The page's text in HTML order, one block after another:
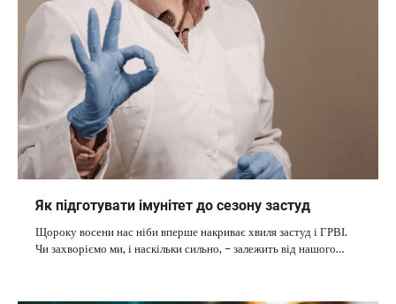
Як підготувати імунітет до сезону застуд
Щороку восени нас ніби вперше накриває хвиля застуд і ГРВІ.
Чи захворіємо ми, і наскільки сильно, – залежить від нашого…